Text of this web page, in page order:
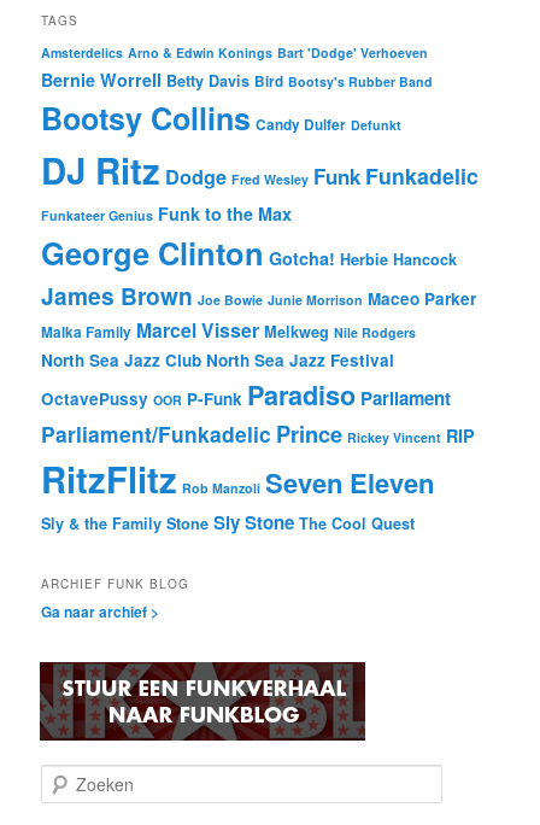
TAGS
Amsterdelics Arno & Edwin Konings Bart 'Dodge' Verhoeven
Bernie Worrell Betty Davis Bird Bootsy's Rubber Band
Bootsy Collins Candy Dulfer Defunkt
DJ Ritz Dodge Fred Wesley Funk Funkadelic
Funkateer Genius Funk to the Max
George Clinton Gotcha! Herbie Hancock
James Brown Joe Bowie Junie Morrison Maceo Parker
Malka Family Marcel Visser Melkweg Nile Rodgers
North Sea Jazz Club North Sea Jazz Festival
OctavePussy OOR P-Funk Paradiso Parliament
Parliament/Funkadelic Prince Rickey Vincent RIP
RitzFlitz Rob Manzoli Seven Eleven
Sly & the Family Stone Sly Stone The Cool Quest
ARCHIEF FUNK BLOG
Ga naar archief >
o